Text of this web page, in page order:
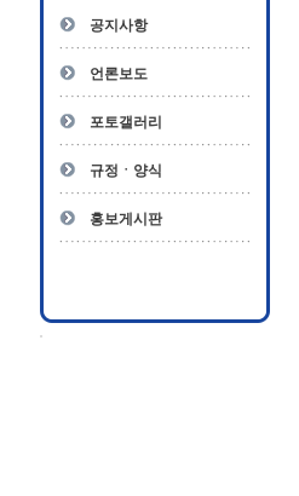
- 전문수련감독자
- 전문수련기관
공지사항
언론보도
포토갤러리
규정ㆍ양식
홍보게시판